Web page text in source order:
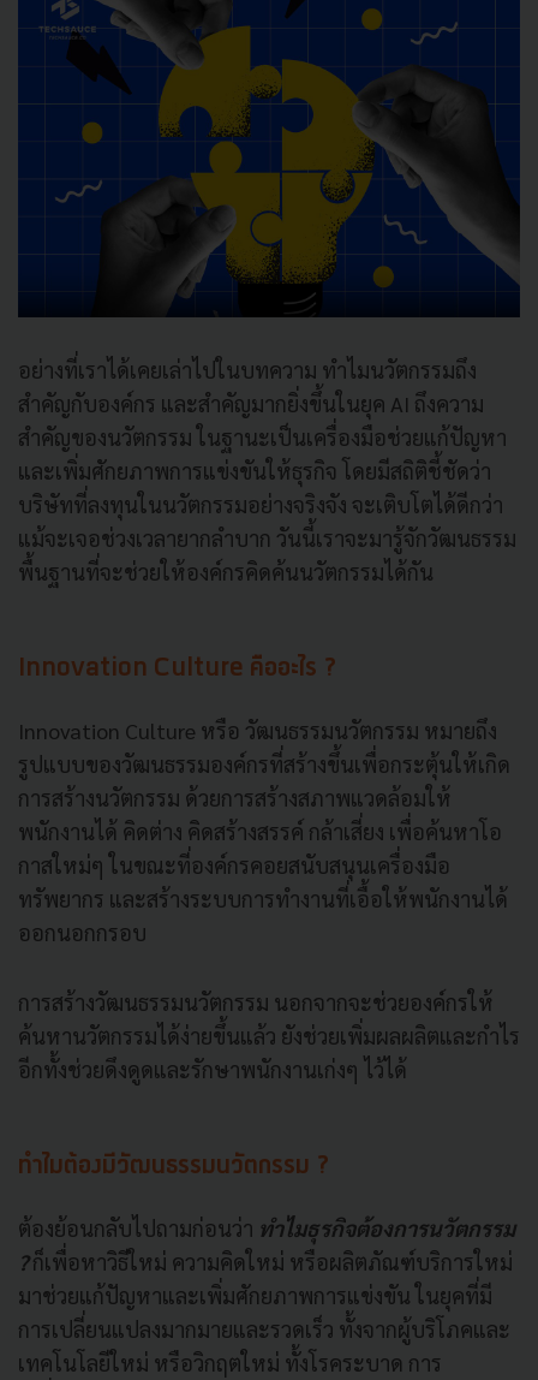
อย่างที่เราได้เคยเล่าไปในบทความ ทำไมนวัตกรรมถึง
สำคัญกับองค์กร และสำคัญมากยิ่งขึ้นในยุค AI ถึงความ
สำคัญของนวัตกรรม ในฐานะเป็นเครื่องมือช่วยแก้ปัญหา
และเพิ่มศักยภาพการแข่งขันให้ธุรกิจ โดยมีสถิติชี้ชัดว่า
บริษัทที่ลงทุนในนวัตกรรมอย่างจริงจัง จะเติบโตได้ดีกว่า
แม้จะเจอช่วงเวลายากลำบาก วันนี้เราจะมารู้จักวัฒนธรรม
พื้นฐานที่จะช่วยให้องค์กรคิดค้นนวัตกรรมได้กัน
Innovation Culture คืออะไร ?
Innovation Culture หรือ วัฒนธรรมนวัตกรรม หมายถึง
รูปแบบของวัฒนธรรมองค์กรที่สร้างขึ้นเพื่อกระตุ้นให้เกิด
การสร้างนวัตกรรม ด้วยการสร้างสภาพแวดล้อมให้
พนักงานได้ คิดต่าง คิดสร้างสรรค์ กล้าเสี่ยง เพื่อค้นหาโอ
กาสใหม่ๆ ในขณะที่องค์กรคอยสนับสนุนเครื่องมือ
ทรัพยากร และสร้างระบบการทำงานที่เอื้อให้พนักงานได้
ออกนอกกรอบ
การสร้างวัฒนธรรมนวัตกรรม นอกจากจะช่วยองค์กรให้
ค้นหานวัตกรรมได้ง่ายขึ้นแล้ว ยังช่วยเพิ่มผลผลิตและกำไร
อีกทั้งช่วยดึงดูดและรักษาพนักงานเก่งๆ ไว้ได้
ทำไมต้องมีวัฒนธรรมนวัตกรรม ?
ต้องย้อนกลับไปถามก่อนว่า ทำไมธุรกิจต้องการนวัตกรรม
?ก็เพื่อหาวิธีใหม่ ความคิดใหม่ หรือผลิตภัณฑ์บริการใหม่
มาช่วยแก้ปัญหาและเพิ่มศักยภาพการแข่งขัน ในยุคที่มี
การเปลี่ยนแปลงมากมายและรวดเร็ว ทั้งจากผู้บริโภคและ
เทคโนโลยีใหม่ หรือวิกฤตใหม่ ทั้งโรคระบาด การ